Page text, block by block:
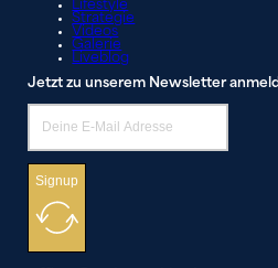
Lifestyle
Strategie
Videos
Galerie
Liveblog
Jetzt zu unserem Newsletter
Signup